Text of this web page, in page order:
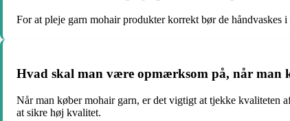
For at pleje garn mohair produkter korrekt bør de
Hvad skal man være opmærksom på, når man
Når man køber mohair garn, er det vigtigt at tjekke kvaliteten
at sikre høj kvalitet.